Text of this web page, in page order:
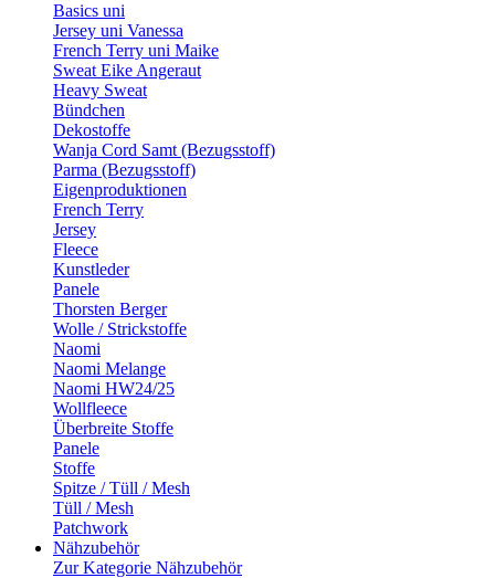
Basics uni
Jersey uni Vanessa
French Terry uni Maike
Sweat Eike Angeraut
Heavy Sweat
Bündchen
Dekostoffe
Wanja Cord Samt (Bezugsstoff)
Parma (Bezugsstoff)
Eigenproduktionen
French Terry
Jersey
Fleece
Kunstleder
Panele
Thorsten Berger
Wolle / Strickstoffe
Naomi
Naomi Melange
Naomi HW24/25
Wollfleece
Überbreite Stoffe
Panele
Stoffe
Spitze / Tüll / Mesh
Tüll / Mesh
Patchwork
Nähzubehör
Zur Kategorie Nähzubehör